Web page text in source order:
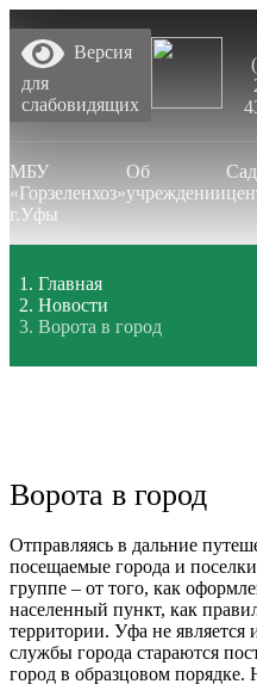
Версия
для
слабовидящих
МБУ
«Горзеленхоз»
г.Уфы
Об
учреждении
Главная
Новости
Ворота в город
Ворота в город
Отправляясь в дальние
посещаемые города и
группе – от того, как
населенный пункт, как
территории. Уфа не
службы города стараются
город в образцовом порядке.